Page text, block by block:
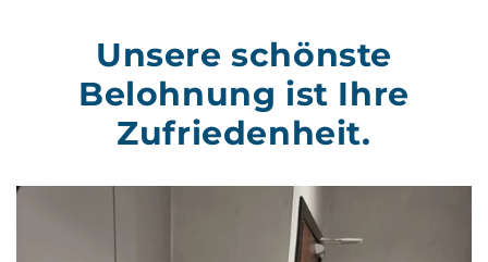
Unsere schönste
Belohnung ist Ihre
Zufriedenheit.